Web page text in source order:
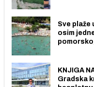
Sve plaže
osim
KNJIGA
Gradska